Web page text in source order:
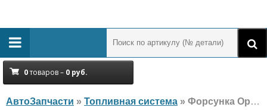
0товаров – 0 руб.
АвтоЗапчасти » Топливная система » Форсунка Оригинал 1660155 Caterpillar, новая